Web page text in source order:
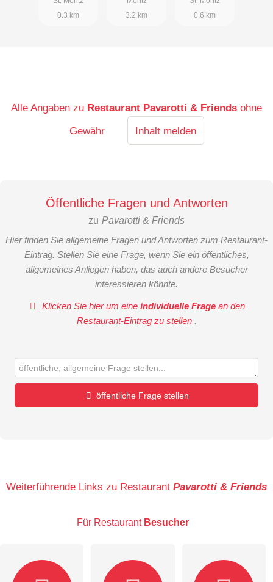
0.3 km
3.2 km
0.6 km
Alle Angaben zu Restaurant Pavarotti & Friends ohne
Gewähr
Inhalt melden
Öffentliche Fragen und Antworten
zu Pavarotti & Friends
Hier finden Sie allgemeine Fragen und Antworten zum Restaurant-
Eintrag. Stellen Sie eine Frage, wenn Sie ein öffentliches,
allgemeines Anliegen haben, das auch andere Besucher
interessieren könnte.
Klicken Sie hier um eineindividuelle Frage an den
Restaurant-Eintrag zu stellen .
öffentliche Frage stellen
E-Mail-Adresse (wird nicht veröffentlicht)
Weiterführende Links zu Restaurant Pavarotti & Friends
Für Restaurant Besucher